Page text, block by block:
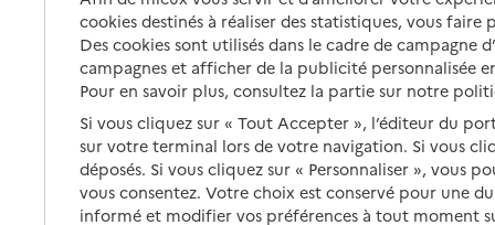
cookies destinés à réaliser des statistiques, vous
Des cookies sont utilisés dans le cadre de
campagnes et afficher de la publicité personnalisée
Pour en savoir plus, consultez la partie sur notre
Si vous cliquez sur « Tout Accepter », l’éditeur du
sur votre terminal lors de votre navigation. Si vous
déposés. Si vous cliquez sur « Personnaliser », vous
vous consentez. Votre choix est conservé pour une
informé et modifier vos préférences à tout moment